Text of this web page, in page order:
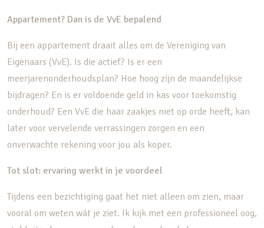
Appartement? Dan is de VvE bepalend
Bij een appartement draait alles om de Vereniging van
Eigenaars (VvE). Is die actief? Is er een
meerjarenonderhoudsplan? Hoe hoog zijn de maandelijkse
bijdragen? En is er voldoende geld in kas voor toekomstig
onderhoud? Een VvE die haar zaakjes niet op orde heeft, kan
later voor vervelende verrassingen zorgen en een
onverwachte rekening voor jou als koper.
Tot slot: ervaring werkt in je voordeel
Tijdens een bezichtiging gaat het niet alleen om zien, maar
vooral om weten wát je ziet. Ik kijk met een professioneel oog,